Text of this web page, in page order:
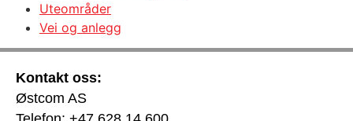
Uteområder
Vei og anlegg
Kontakt oss:
Østcom AS